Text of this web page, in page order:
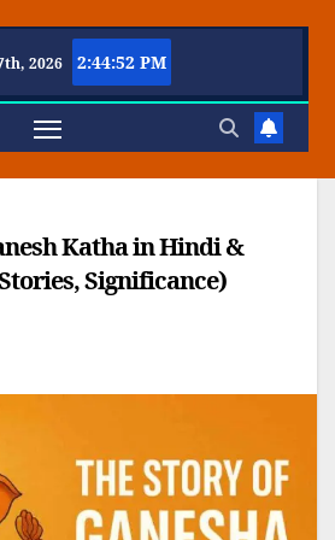
2026 2:44:53 PM
Informative Knowledge & Spiritual
Katha in Hindi &
Significance)